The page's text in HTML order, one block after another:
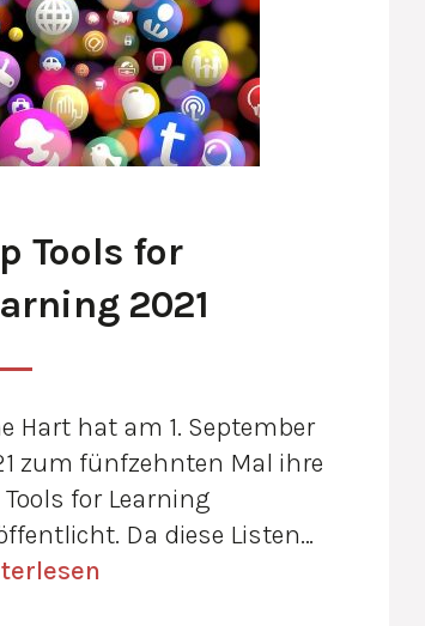
Tools for
2021
Hart hat am 1. September
zum fünfzehnten Mal ihre
Tools for Learning
Da diese Listen…